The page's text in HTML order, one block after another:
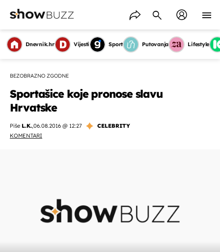
Dnevnik.hr Vijesti Sport Putovanja Lifestyle
BEZOBRAZNO ZGODNE
Sportašice koje pronose slavu
Hrvatske
Piše L.K.,06.08.2016 @ 12:27
CELEBRITY
KOMENTARI